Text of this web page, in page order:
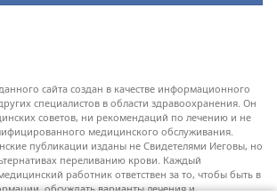
сайта создан в качестве информационного
специалистов в области здравоохранения. Он
советов, ни рекомендаций по лечению и не
медицинского обслуживания.
публикации изданы не Свидетелями Иеговы, но
переливанию крови. Каждый
работник ответствен за то, чтобы быть в
обсуждать варианты лечения и